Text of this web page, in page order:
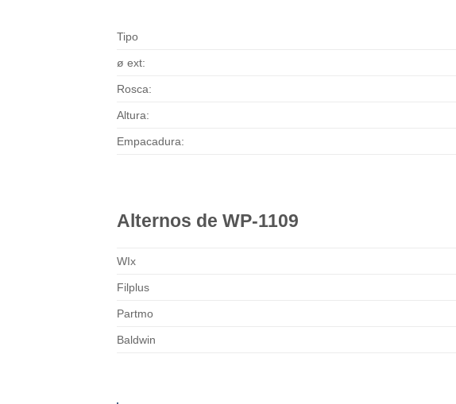
Tipo
ø ext:
Rosca:
Altura:
Empacadura:
Alternos de WP-1109
WIx
Filplus
Partmo
Baldwin